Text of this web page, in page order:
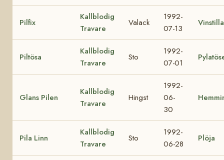
Pilfix
Kallblodig
Travare
Valack
1992-
07-13
Vinstilla
Piltösa
Kallblodig
Travare
Sto
1992-
07-01
Glans Pilen
Kallblodig
Travare
Hingst
1992-
06-
30
Pila Linn
Kallblodig
Travare
Sto
1992-
06-28
Plöja